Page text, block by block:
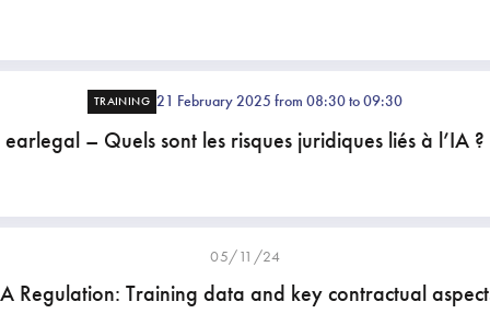
TRAINING 21 February 2025 from 08:30 to 09:30
earlegal – Quels sont les risques juridiques liés à l’IA ?
05/11/24
Regulation: Training data and key contractual